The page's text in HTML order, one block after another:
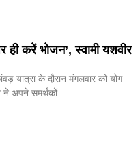
ही करें भोजन’, स्वामी यशवीर
यात्रा के दौरान मंगलवार को योग
ने अपने समर्थकों